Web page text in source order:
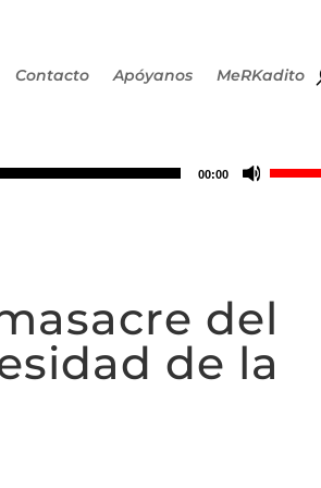
Contacto Apóyanos MeRKadito
00:00
de
del
de la